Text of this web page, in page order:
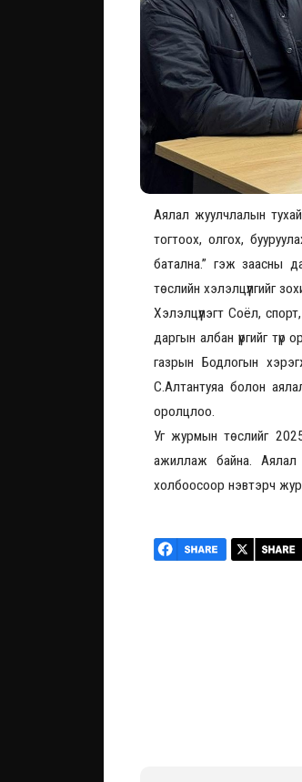
Аялал жуулчлалын тухай
тогтоох, олгох,
батална.” гэж заасны
төслийн хэлэлцүүлгийг
Хэлэлцүүлэгт Соёл,
даргын албан үүргийг
газрын Бодлогын
С.Алтантуяа болон
оролцлоо.
Уг журмын төслийг
ажиллаж байна. Аялал
холбоосоор нэвтэрч